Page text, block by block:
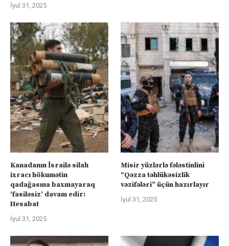
İyul 31, 2025
Kanadanın İsrailə silah
ixracı hökumətin
qadağasına baxmayaraq
‘fasiləsiz’ davam edir:
Hesabat
İyul 31, 2025
Misir yüzlərlə fələstinlini
“Qəzza təhlükəsizlik
vəzifələri” üçün hazırlayır
İyul 31, 2025